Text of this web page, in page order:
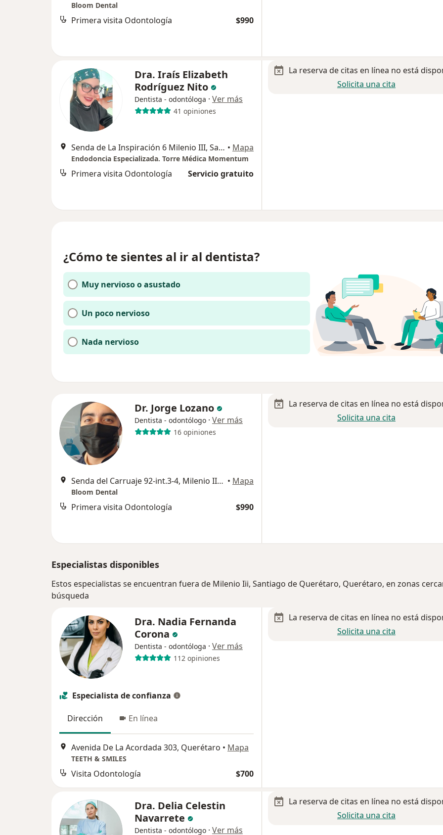
Bloom Dental
Primera visita Odontología $990
Dra. Iraís Elizabeth
Rodríguez Nito
Dentista - odontóloga · Ver más
41 opiniones
Senda de La Inspiración 6 Milenio III, Santiago de Querétaro • Mapa
Endodoncia Especializada. Torre Médica Momentum
Primera visita Odontología Servicio gratuito
La reserva de citas en línea no está
Solicita una cita
¿Cómo te sientes al ir al dentista?
Muy nervioso o asustado
Un poco nervioso
Nada nervioso
Dr. Jorge Lozano
Dentista - odontólogo · Ver más
16 opiniones
Senda del Carruaje 92-int.3-4, Milenio III,, Querétaro • Mapa
Bloom Dental
Primera visita Odontología $990
La reserva de citas en línea no está
Solicita una cita
Especialistas disponibles
Estos especialistas se encuentran fuera de Milenio Iii, Santiago de Querétaro, Querétaro, en zonas
búsqueda
Dra. Nadia Fernanda
Corona
Dentista - odontóloga · Ver más
112 opiniones
Especialista de confianza
Dirección En línea
Avenida De La Acordada 303, Querétaro • Mapa
TEETH & SMILES
Visita Odontología $700
La reserva de citas en línea no está
Solicita una cita
Dra. Delia Celestin
Navarrete
Dentista - odontólogo · Ver más
La reserva de citas en línea no está
Solicita una cita